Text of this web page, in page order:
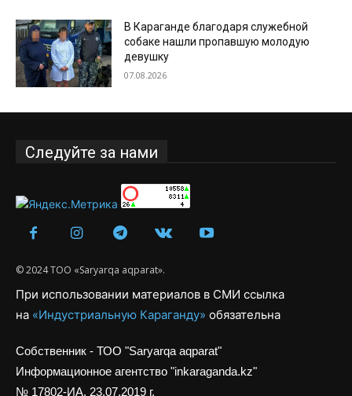
В Караганде благодаря служебной
собаке нашли пропавшую молодую
девушку
07.08.2026
Следуйте за нами
© 2024 ТОО «Saryarqa aqparat».
При использовании материалов в СМИ ссылка
на «Индустриальную Караганду» обязательна
Собственник - ТОО "Saryarqa aqparat"
Информационное агентство "inkaraganda.kz"
№ 17802-ИА, 23.07.2019 г.